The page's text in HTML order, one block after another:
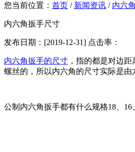
您当前位置： 首页 / 新闻资讯 / 内六
内六角扳手尺寸
发布日期：[2019-12-31] 点击率：
内六角扳手的尺寸 ，指的都是对边
螺丝的，所以内六角的尺寸实际是由
公制内六角扳手都有什么规格18、16